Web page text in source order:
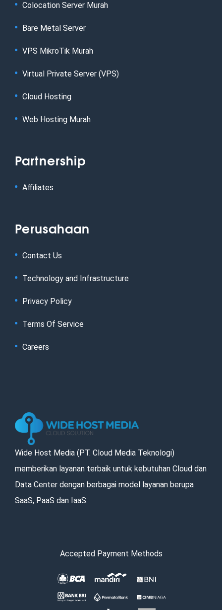
Colocation Server Murah
Bare Metal Server
VPS MikroTik Murah
Virtual Private Server (VPS)
Cloud Hosting
Web Hosting Murah
Partnership
Affiliates
Perusahaan
Contact Us
Technology and Infrastructure
Privacy Policy
Terms Of Service
Careers
Wide Host Media (PT. Cloud Media Teknologi)
memberikan layanan terbaik untuk kebutuhan Cloud dan
Data Center dengan berbagai model layanan berupa
SaaS, PaaS dan IaaS.
Accepted Payment Methods